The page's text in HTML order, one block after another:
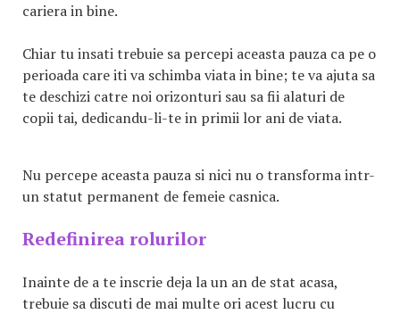
cariera in bine.
Chiar tu insati trebuie sa percepi aceasta pauza ca pe o
perioada care iti va schimba viata in bine; te va ajuta sa
te deschizi catre noi orizonturi sau sa fii alaturi de
copii tai, dedicandu-li-te in primii lor ani de viata.
Nu percepe aceasta pauza si nici nu o transforma intr-
un statut permanent de femeie casnica.
Redefinirea rolurilor
Inainte de a te inscrie deja la un an de stat acasa,
trebuie sa discuti de mai multe ori acest lucru cu